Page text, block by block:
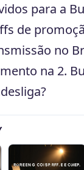
para a
de
no
na 2.